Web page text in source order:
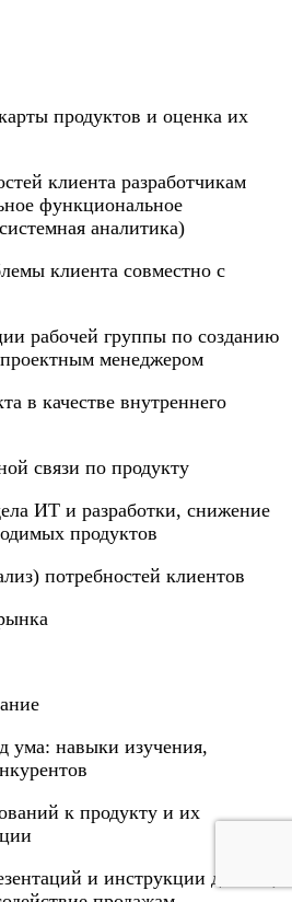
продуктов и оценка их
клиента разработчикам
функциональное
аналитика)
клиента совместно с
рабочей группы по созданию
менеджером
в качестве внутреннего
связи по продукту
ИТ и разработки, снижение
продуктов
потребностей клиентов
ума: навыки изучения,
к продукту и их
и инструкции для тех,